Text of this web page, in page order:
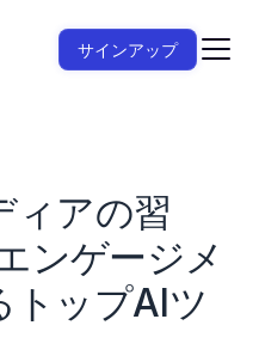
ィアの習
ンゲージメ
トップAIツ
サインアップ